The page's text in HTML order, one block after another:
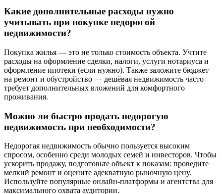
Какие дополнительные расходы нужно
учитывать при покупке недорогой
недвижимости?
Покупка жилья — это не только стоимость объекта. Учтите
расходы на оформление сделки, налоги, услуги нотариуса и
оформление ипотеки (если нужно). Также заложите бюджет
на ремонт и обустройство — дешёвая недвижимость часто
требует дополнительных вложений для комфортного
проживания.
Можно ли быстро продать недорогую
недвижимость при необходимости?
Недорогая недвижимость обычно пользуется высоким
спросом, особенно среди молодых семей и инвесторов. Чтобы
ускорить продажу, подготовьте объект к показам: проведите
мелкий ремонт и оцените адекватную рыночную цену.
Используйте популярные онлайн-платформы и агентства для
максимального охвата аудитории.